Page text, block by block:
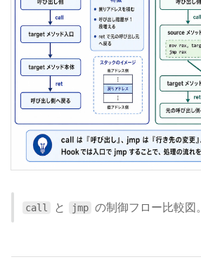
call と jmp の制御フロー比較図。